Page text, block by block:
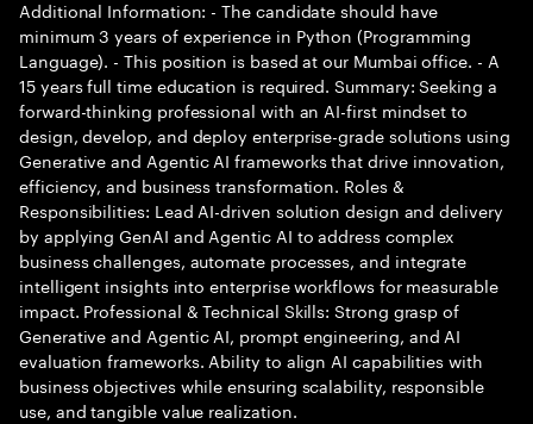
Additional Information: - The candidate should have
minimum 3 years of experience in Python (Programming
Language). - This position is based at our Mumbai office. - A
15 years full time education is required. Summary: Seeking a
forward-thinking professional with an AI-first mindset to
design, develop, and deploy enterprise-grade solutions using
Generative and Agentic AI frameworks that drive innovation,
efficiency, and business transformation. Roles &
Responsibilities: Lead AI-driven solution design and delivery
by applying GenAI and Agentic AI to address complex
business challenges, automate processes, and integrate
intelligent insights into enterprise workflows for measurable
impact. Professional & Technical Skills: Strong grasp of
Generative and Agentic AI, prompt engineering, and AI
evaluation frameworks. Ability to align AI capabilities with
business objectives while ensuring scalability, responsible
use, and tangible value realization.